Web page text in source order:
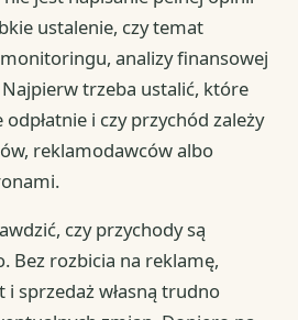
ustalenie, czy temat
analizy finansowej
trzeba ustalić, które
odpłatnie i czy przychód zależy
reklamodawców albo
czy przychody są
Bez rozbicia na reklamę,
sprzedaż własną trudno